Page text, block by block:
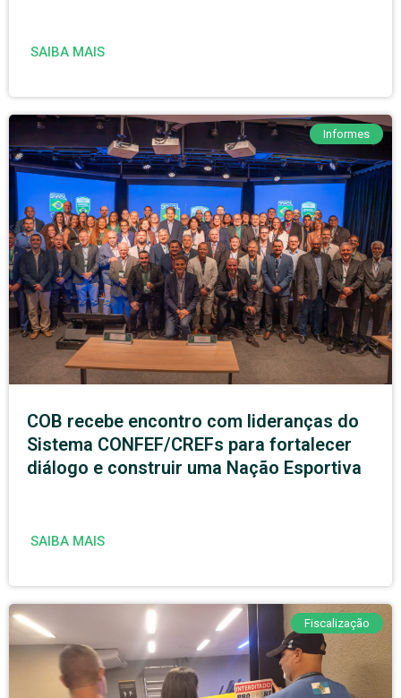
SAIBA MAIS
Informes
COB recebe encontro com lideranças do
Sistema CONFEF/CREFs para fortalecer
diálogo e construir uma Nação Esportiva
SAIBA MAIS
Fiscalização